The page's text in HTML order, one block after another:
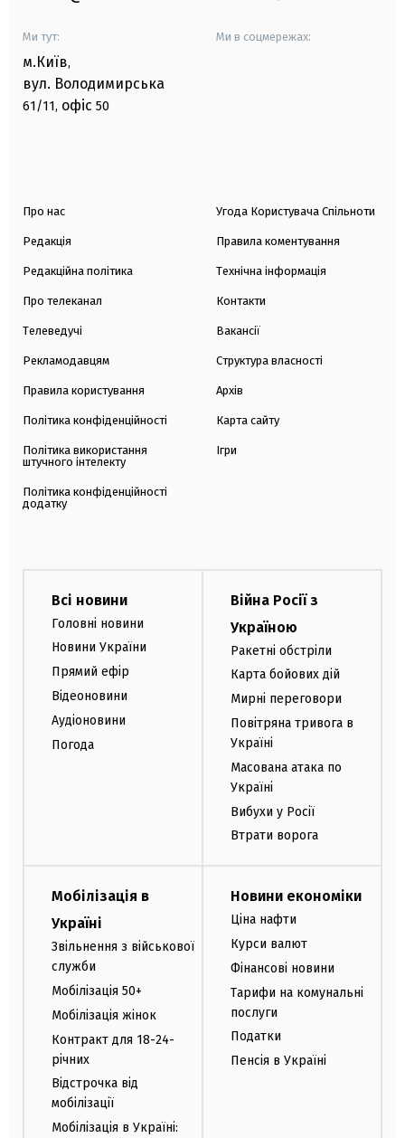
Ми тут:
м.Київ,
вул. Володимирська
61/11, офіс 50
Ми в соцмережах:
Про нас
Редакція
Редакційна політика
Про телеканал
Телеведучі
Рекламодавцям
Правила користування
Політика конфіденційності
Політика використання
штучного інтелекту
Політика конфіденційності
додатку
Угода Користувача Спільноти
Правила коментування
Технічна інформація
Контакти
Вакансії
Структура власності
Архів
Карта сайту
Ігри
Всі новини
Головні новини
Новини України
Прямий ефір
Відеоновини
Аудіоновини
Погода
Війна Росії з
Україною
Ракетні обстріли
Карта бойових дій
Мирні переговори
Повітряна тривога в
Україні
Масована атака по
Україні
Вибухи у Росії
Втрати ворога
Мобілізація в
Україні
Звільнення з військової
служби
Мобілізація 50+
Мобілізація жінок
Контракт для 18-24-
річних
Відстрочка від
мобілізації
Мобілізація в Україні:
Новини економіки
Ціна нафти
Курси валют
Фінансові новини
Тарифи на комунальні
послуги
Податки
Пенсія в Україні